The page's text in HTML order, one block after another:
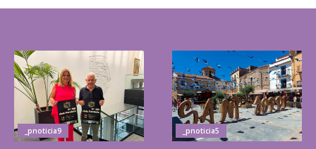
_pnoticia9 _pnoticia5